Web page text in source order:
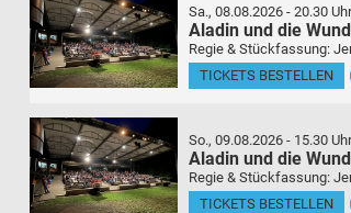
Sa., 08.08.2026 - 20.30 Uhr
Aladin und die
Regie & Stückfassung:
TICKETS BESTELLEN
So., 09.08.2026 - 15.30 Uhr
Aladin und die
Regie & Stückfassung:
TICKETS BESTELLEN